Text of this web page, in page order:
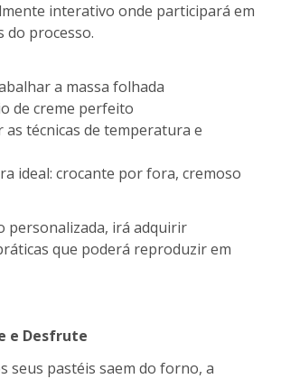
interativo onde participará em
do processo.
a massa folhada
de creme perfeito
as técnicas de temperatura e
ideal: crocante por fora, cremoso
personalizada, irá adquirir
que poderá reproduzir em
e Desfrute
seus pastéis saem do forno, a